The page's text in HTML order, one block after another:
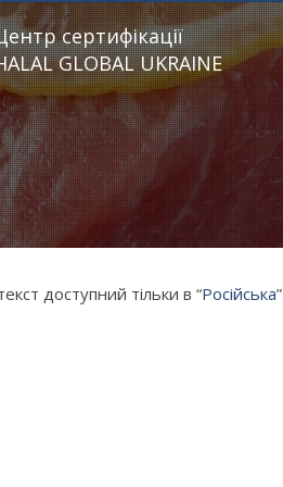
сертифікації
GLOBAL UKRAINE
доступний тільки в “Російська”.